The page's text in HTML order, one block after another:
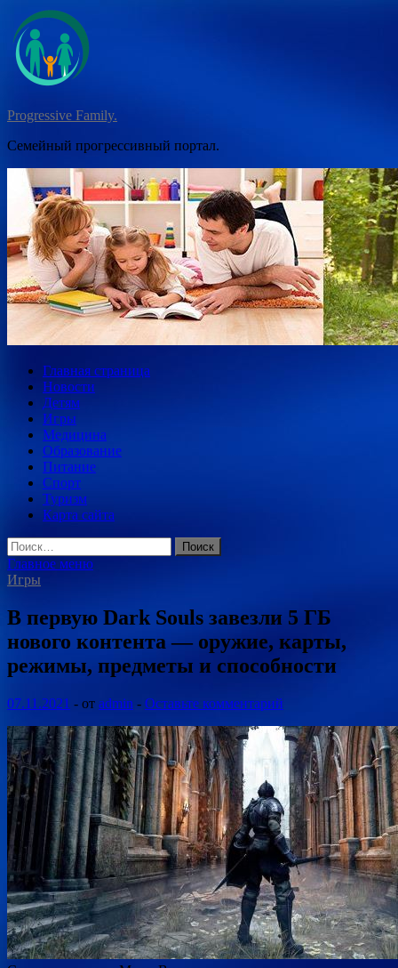
Перейти
содержимому
Progressive Family.
Семейный прогрессивный портал.
Главная страница
Новости
Детям
Игры
Медицина
Образование
Питание
Спорт
Туризм
Карта сайта
Найти:
Главное меню
Игры
В первую Dark Souls завезли 5 ГБ
нового контента — оружие, карты,
режимы, предметы и способности
07.11.2021 - от admin - Оставьте комментарий